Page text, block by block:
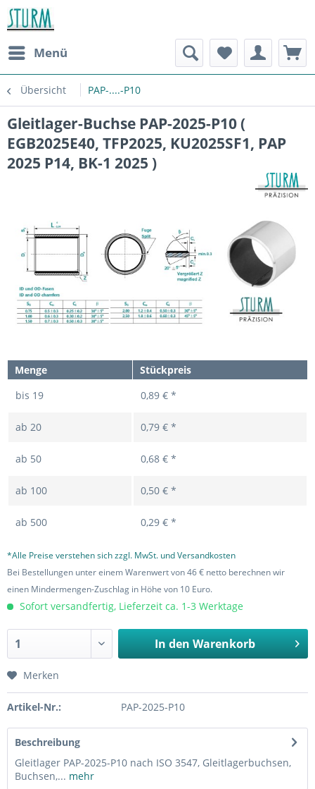
Menü
Übersicht PAP-....-P10
Gleitlager-Buchse PAP-2025-P10 (
EGB2025E40, TFP2025, KU2025SF1, PAP
2025 P14, BK-1 2025 )
Menge
Stückpreis
bis 19 0,89 € *
ab 20 0,79 € *
ab 50 0,68 € *
ab 100 0,50 € *
ab 500 0,29 € *
*Alle Preise verstehen sich zzgl. MwSt. und Versandkosten
Bei Bestellungen unter einem Warenwert von 46 € netto berechnen wir
einen Mindermengen-Zuschlag in Höhe von 10 Euro.
Sofort versandfertig, Lieferzeit ca. 1-3 Werktage
In den Warenkorb
Merken
Artikel-Nr.: PAP-2025-P10
Beschreibung
Gleitlager PAP-2025-P10 nach ISO 3547, Gleitlagerbuchsen,
Buchsen,... mehr